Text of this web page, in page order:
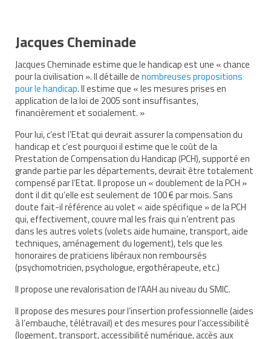
Faire un don à TouPI
Devenir bénévole pour TouPI
Contact
Liens
Jacques Cheminade
Jacques Cheminade estime que le handicap est une « chance
pour la civilisation ». Il détaille denombreuses propositions
pour le handicap. Il estime que « les mesures prises en
application de la loi de 2005 sont insuffisantes,
financièrement et socialement. »
Pour lui, c’est l’Etat qui devrait assurer la compensation du
handicap et c’est pourquoi il estime que le coût de la
Prestation de Compensation du Handicap (PCH), supporté en
grande partie par les départements, devrait être totalement
compensé par l’Etat. Il propose un « doublement de la PCH »
dont il dit qu’elle est seulement de 100 € par mois. Sans
doute fait-il référence au volet « aide spécifique » de la PCH
qui, effectivement, couvre mal les frais qui n’entrent pas
dans les autres volets (volets aide humaine, transport, aide
techniques, aménagement du logement), tels que les
honoraires de praticiens libéraux non remboursés
(psychomotricien, psychologue, ergothérapeute, etc.)
Il propose une revalorisation de l’AAH au niveau du SMIC.
Il propose des mesures pour l’insertion professionnelle (aides
à l’embauche, télétravail) et des mesures pour l’accessibilité
(logement, transport, accessibilité numérique, accès aux